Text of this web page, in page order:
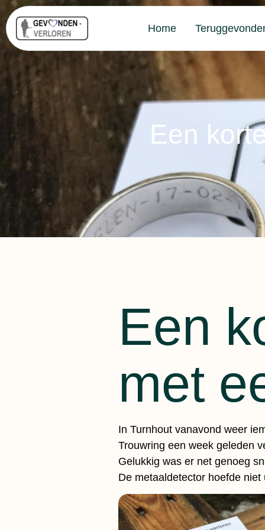
Home
Een
Een
met
In Turnhout vanavond weer
Trouwring een week geleden
Gelukkig was er net genoeg
De metaaldetector hoefde